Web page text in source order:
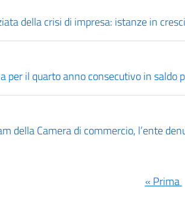
della crisi di impresa: istanze in
per il quarto anno consecutivo in
della Camera di commercio, l’ente
Prima
« Prima